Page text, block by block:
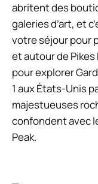
abritent des
galeries d’art, et
votre séjour pour
et autour de Pikes
pour explorer
1 aux États-Unis
majestueuses
confondent avec
Peak.